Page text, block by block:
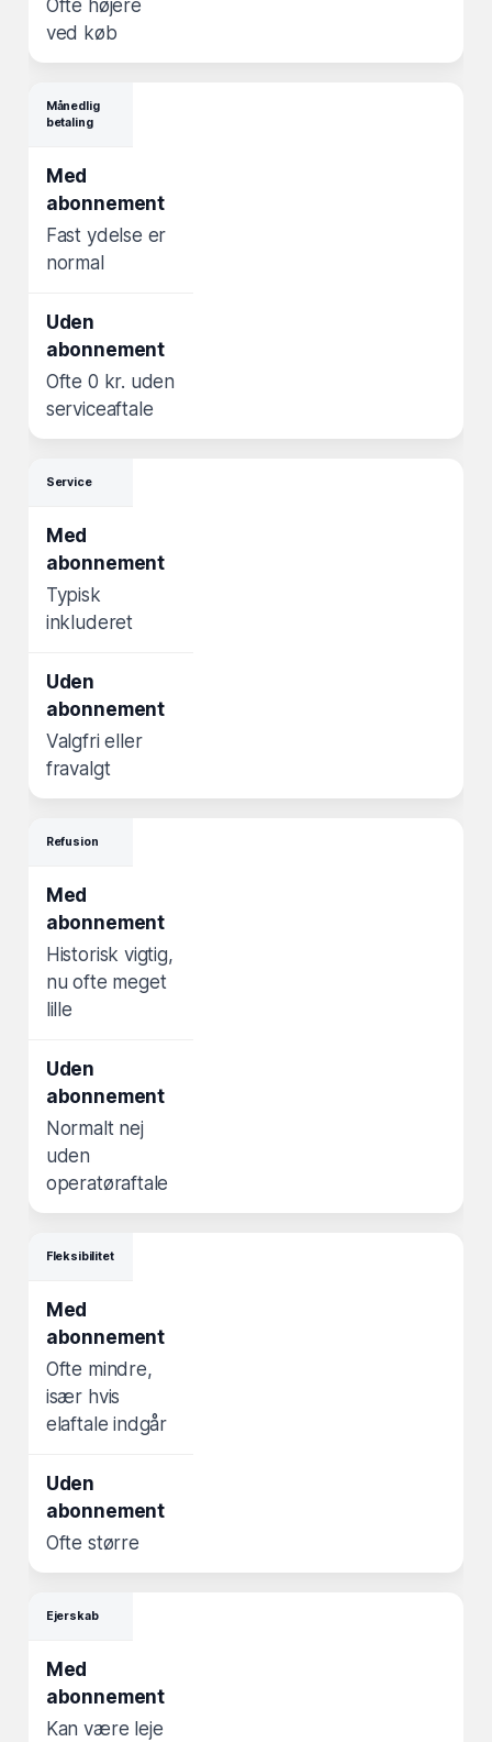
Ofte højere
ved køb
Månedlig
betaling
Fast ydelse er
normal
Ofte 0 kr. uden
serviceaftale
Service
Typisk
inkluderet
Valgfri eller
fravalgt
Refusion
Historisk vigtig,
nu ofte meget
lille
Normalt nej
uden
operatøraftale
Fleksibilitet
Ofte mindre,
især hvis
elaftale indgår
Ofte større
Ejerskab
Kan være leje